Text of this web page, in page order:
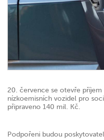
20. července se otevře
nízkoemisních vozidel pro
připraveno 140 mil. Kč.
Podpořeni budou